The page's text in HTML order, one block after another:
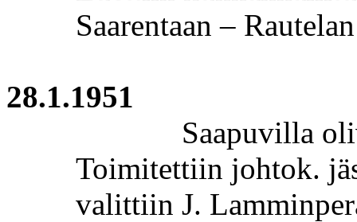
Saarentaan – Rautelan
28.1.1951
Saapuvilla
Toimitettiin johtok.
valittiin J.